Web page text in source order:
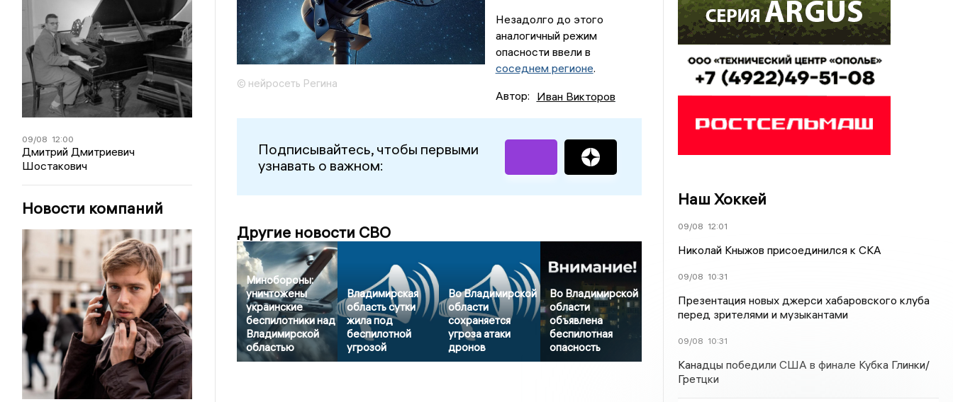
09/08 12:00
Дмитрий Дмитриевич
Шостакович
Новости компаний
© нейросеть Регина
Незадолго до этого
аналогичный режим
опасности ввели в
соседнем регионе.
Автор: Иван Викторов
Подписывайтесь, чтобы первыми
узнавать о важном:
Другие новости СВО
Минобороны:
уничтожены
украинские
беспилотники над
Владимирской
областью
Владимирская
область сутки
жила под
беспилотной
угрозой
Во Владимирской
области
сохраняется
угроза атаки
дронов
Во Владимирской
области
объявлена
беспилотная
опасность
Наш Хоккей
09/08 12:01
Николай Кныжов присоединился к СКА
09/08 10:31
Презентация новых джерси хабаровского клуба
перед зрителями и музыкантами
09/08 10:31
Канадцы победили США в финале Кубка Глинки/
Гретцки